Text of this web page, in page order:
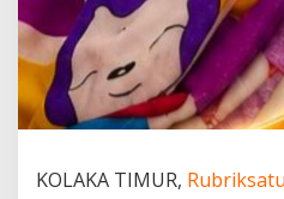
r
B
u
t
u
B
a
KOLAKA TIMUR,